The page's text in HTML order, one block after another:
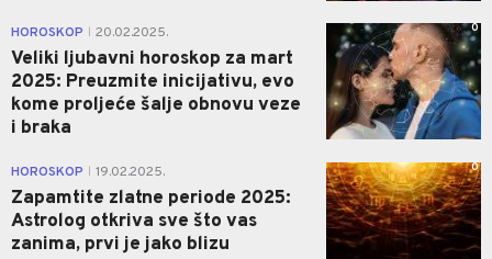
HOROSKOP 20.02.2025.
Veliki ljubavni horoskop za mart
2025: Preuzmite inicijativu, evo
kome proljeće šalje obnovu veze
i braka
0
HOROSKOP 19.02.2025.
Zapamtite zlatne periode 2025:
Astrolog otkriva sve što vas
zanima, prvi je jako blizu
0